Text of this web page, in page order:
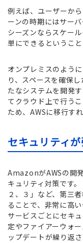
例えば、ユーザーか
ーンの時期にはサー
シーズンならスケー
単にできるということ
オンプレミスのよう
り、スペースを確保
たなシステムを開発
てクラウド上で行う
ため、AWSに移行す
セキュリティ
AmazonがAWSの開
キュリティ対策です
２、３」など、第三
ることで、非常に高
サービスごとにセキ
定やファイアーウォ
ップデートが繰り返